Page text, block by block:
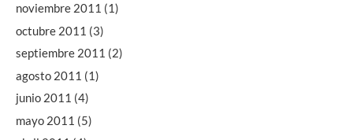
noviembre 2011 (1)
octubre 2011 (3)
septiembre 2011 (2)
agosto 2011 (1)
junio 2011 (4)
mayo 2011 (5)